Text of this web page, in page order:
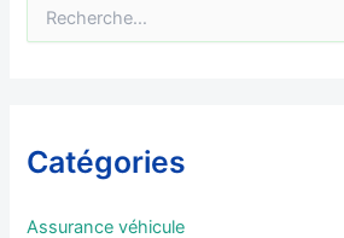
e
c
Catégories
Assurance véhicule